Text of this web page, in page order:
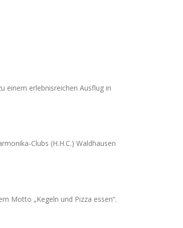
einem erlebnisreichen Ausflug in
Clubs (H.H.C.) Waldhausen
Motto „Kegeln und Pizza essen“.